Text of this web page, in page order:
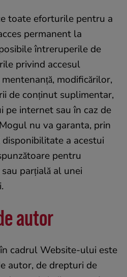
toate eforturile pentru a
permanent la
întreruperile de
privind accesul
modificărilor,
de conținut suplimentar,
internet sau în caz de
nu va garanta, prin
a acestui
pentru
parțială al unei
autor
cadrul Website-ului este
autor, de drepturi de